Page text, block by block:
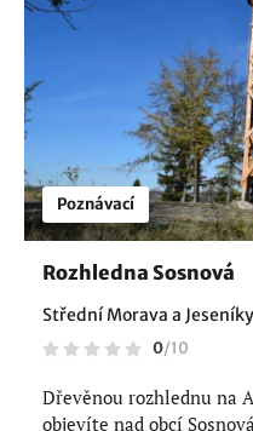
Poznávací
Rozhledna Sosnová
Střední Morava a Jeseníky
0/10
Dřevěnou rozhlednu na
objevíte nad obcí